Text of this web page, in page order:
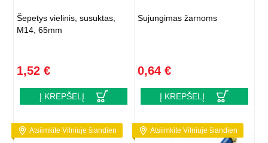
Šepetys vielinis, susuktas,
M14, 65mm
1,52 €
Į KREPŠELĮ
Sujungimas žarnoms
0,64 €
Į KREPŠELĮ
Atsiimkite Vilniuje šiandien Atsiimkite Vilniuje šiandien